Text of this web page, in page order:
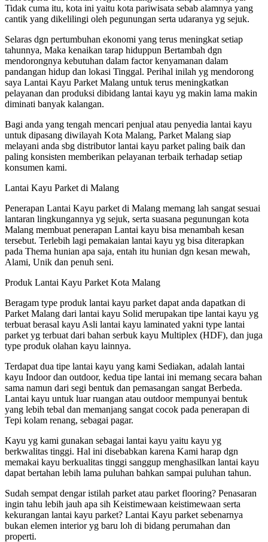
Tidak cuma itu, kota ini yaitu kota pariwisata sebab alamnya yang
cantik yang dikelilingi oleh pegunungan serta udaranya yg sejuk.
Selaras dgn pertumbuhan ekonomi yang terus meningkat setiap
tahunnya, Maka kenaikan tarap hiduppun Bertambah dgn
mendorongnya kebutuhan dalam factor kenyamanan dalam
pandangan hidup dan lokasi Tinggal. Perihal inilah yg mendorong
saya Lantai Kayu Parket Malang untuk terus meningkatkan
pelayanan dan produksi dibidang lantai kayu yg makin lama makin
diminati banyak kalangan.
Bagi anda yang tengah mencari penjual atau penyedia lantai kayu
untuk dipasang diwilayah Kota Malang, Parket Malang siap
melayani anda sbg distributor lantai kayu parket paling baik dan
paling konsisten memberikan pelayanan terbaik terhadap setiap
konsumen kami.
Lantai Kayu Parket di Malang
Penerapan Lantai Kayu parket di Malang memang lah sangat sesuai
lantaran lingkungannya yg sejuk, serta suasana pegunungan kota
Malang membuat penerapan Lantai kayu bisa menambah kesan
tersebut. Terlebih lagi pemakaian lantai kayu yg bisa diterapkan
pada Thema hunian apa saja, entah itu hunian dgn kesan mewah,
Alami, Unik dan penuh seni.
Produk Lantai Kayu Parket Kota Malang
Beragam type produk lantai kayu parket dapat anda dapatkan di
Parket Malang dari lantai kayu Solid merupakan tipe lantai kayu yg
terbuat berasal kayu Asli lantai kayu laminated yakni type lantai
parket yg terbuat dari bahan serbuk kayu Multiplex (HDF), dan juga
type produk olahan kayu lainnya.
Terdapat dua tipe lantai kayu yang kami Sediakan, adalah lantai
kayu Indoor dan outdoor, kedua tipe lantai ini memang secara bahan
sama namun dari segi bentuk dan pemasangan sangat Berbeda.
Lantai kayu untuk luar ruangan atau outdoor mempunyai bentuk
yang lebih tebal dan memanjang sangat cocok pada penerapan di
Tepi kolam renang, sebagai pagar.
Kayu yg kami gunakan sebagai lantai kayu yaitu kayu yg
berkwalitas tinggi. Hal ini disebabkan karena Kami harap dgn
memakai kayu berkualitas tinggi sanggup menghasilkan lantai kayu
dapat bertahan lebih lama puluhan bahkan sampai puluhan tahun.
Sudah sempat dengar istilah parket atau parket flooring? Penasaran
ingin tahu lebih jauh apa sih Keistimewaan keistimewaan serta
kekurangan lantai kayu parket? Lantai Kayu parket sebenarnya
bukan elemen interior yg baru loh di bidang perumahan dan
properti.